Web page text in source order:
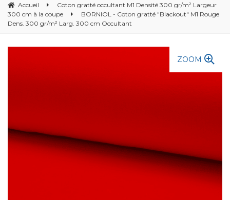
Accueil
Coton gratté occultant M1 Densité 300 gr/m² Largeur
300 cm à la coupe
BORNIOL - Coton gratté "Blackout" M1 Rouge
Dens. 300 gr/m² Larg. 300 cm Occultant
ZOOM